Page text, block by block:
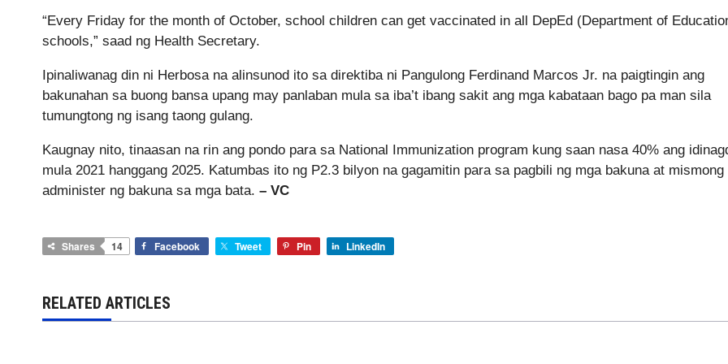
“Every Friday for the month of October, school children can get vaccinated in all DepEd (Department of
schools,” saad ng Health Secretary.
Ipinaliwanag din ni Herbosa na alinsunod ito sa direktiba ni Pangulong Ferdinand Marcos Jr. na paigtingin ang
bakunahan sa buong bansa upang may panlaban mula sa iba’t ibang sakit ang mga kabataan bago pa man sila
tumungtong ng isang taong gulang.
Kaugnay nito, tinaasan na rin ang pondo para sa National Immunization program kung saan nasa 40% ang
mula 2021 hanggang 2025. Katumbas ito ng P2.3 bilyon na gagamitin para sa pagbili ng mga bakuna at mismong
administer ng bakuna sa mga bata. – VC
Shares 14 Facebook Tweet Pin LinkedIn
RELATED ARTICLES